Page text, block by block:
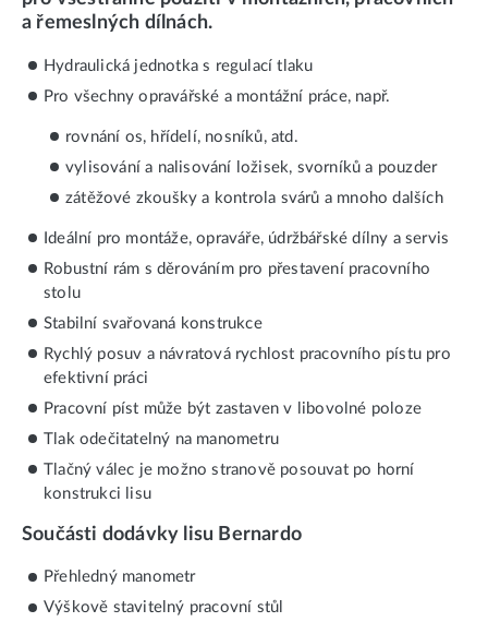
a řemeslných dílnách.
Hydraulická jednotka s regulací tlaku
Pro všechny opravářské a montážní práce, např.
rovnání os, hřídelí, nosníků, atd.
vylisování a nalisování ložisek, svorníků a pouzder
zátěžové zkoušky a kontrola svárů a mnoho dalších
Ideální pro montáže, opraváře, údržbářské dílny a servis
Robustní rám s děrováním pro přestavení pracovního
stolu
Stabilní svařovaná konstrukce
Rychlý posuv a návratová rychlost pracovního pístu pro
efektivní práci
Pracovní píst může být zastaven v libovolné poloze
Tlak odečitatelný na manometru
Tlačný válec je možno stranově posouvat po horní
konstrukci lisu
Součásti dodávky lisu Bernardo
Přehledný manometr
Výškově stavitelný pracovní stůl